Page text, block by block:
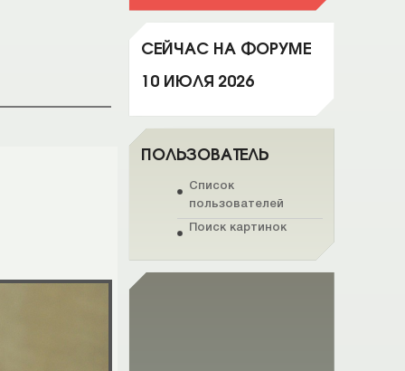
СЕЙЧАС НА ФОРУМЕ
10 ИЮЛЯ 2026
ПОЛЬЗОВАТЕЛЬ
Список
пользователей
Поиск картинок